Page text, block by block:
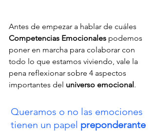
Antes de empezar a hablar de cuáles
Competencias Emocionales podemos
poner en marcha para colaborar con
todo lo que estamos viviendo, vale la
pena reflexionar sobre 4 aspectos
importantes del universo emocional.
Queramos o no las emociones
tienen un papel preponderante